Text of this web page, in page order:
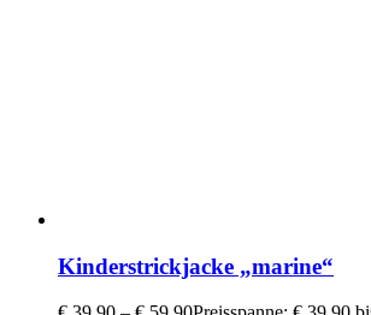
Kinderstrickjacke „marine“